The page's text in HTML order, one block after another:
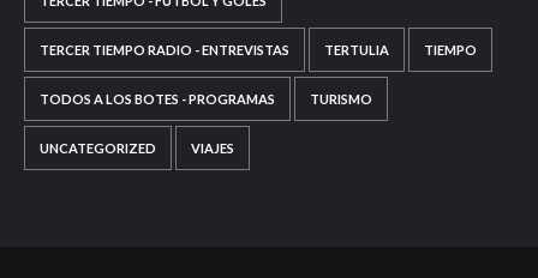
TERCER TIEMPO RADIO - ENTREVISTAS TERTULIA TIEMPO
TODOS A LOS BOTES - PROGRAMAS TURISMO
UNCATEGORIZED VIAJES